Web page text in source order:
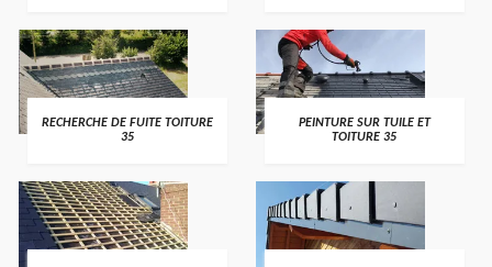
RECHERCHE DE FUITE TOITURE
35
PEINTURE SUR TUILE ET
TOITURE 35